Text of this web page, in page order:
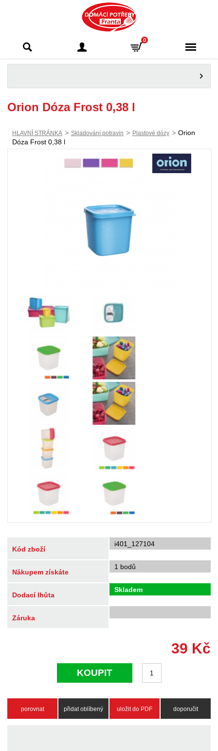
Franta - Příbram
0
Orion Dóza Frost 0,38 l
HLAVNÍ STRÁNKA > Skladování potravin > Plastové dózy > Orion
Dóza Frost 0,38 l
Kód zboží
i401_127104
Nákupem získáte
1 bodů
Dodací lhůta
Skladem
Záruka
39 Kč
KOUPIT
porovnat přidat oblíbený uložit do PDF doporučit